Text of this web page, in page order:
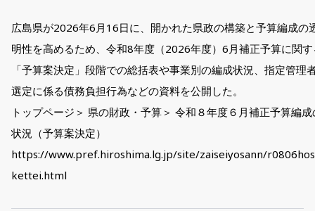
広島県が2026年6月16日に、開かれた県政の構築と予算編成の
明性を高めるため、令和8年度（2026年度）6月補正予算に関
「予算案決定」段階での総括表や事業別の編成状況、指定管理
選定に係る債務負担行為などの資料を公開した。
トップページ＞ 県の財政・予算＞ 令和８年度６月補正予算編成
状況（予算案決定）
https://www.pref.hiroshima.lg.jp/site/zaiseiyosann/
kettei.html